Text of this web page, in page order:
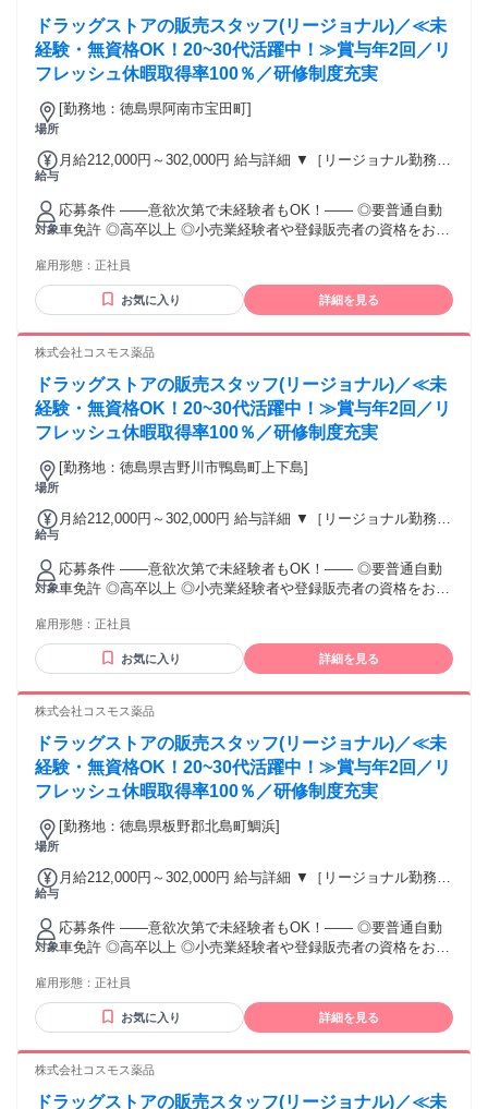
残業時間22ｈ） ※赴任住宅手当3万円込み（家賃6万円の物件
入居の場合） 勤務形態やエリアによって異なります。 詳細に
ついては【勤務地範囲と給与について】をご確認ください。
ドラッグストアの販売スタッフ(リージョナル)／≪未
経験・無資格OK！20~30代活躍中！≫賞与年2回／リ
フレッシュ休暇取得率100％／研修制度充実
場所
[勤務地：徳島県阿南市宝田町]
給与
月給212,000円～302,000円 給与詳細 ▼［リージョナル勤務］
（残業時間 月2h程度） 247,000円～277,000円 【スキルアッ
プコース】早期キャリアアップを目指したい方向け 271,000円
～317,600円 （15ｈ分時間外手当含む。実際の残業時間11
ｈ） ※赴任住宅手当3万円込み（家賃6万円の物件入居の場
344,300円 （29ｈ分時間外手当含む。実際の残業時間16.5ｈ）
※赴任住宅手当3万円込み（家賃6万円の物件入居の場合）
【経験者B】小売業で店長・マネジメント職経験者(登録販売
者)) 309,300円～376,200円 （39ｈ分時間外手当含む。実際の
残業時間22ｈ） ※赴任住宅手当3万円込み（家賃6万円の物件
入居の場合） 勤務形態やエリアによって異なります。 詳細に
ついては【勤務地範囲と給与について】をご確認ください。
対象
応募条件 ――意欲次第で未経験者もOK！―― ◎要普通自動
車免許 ◎高卒以上 ◎小売業経験者や登録販売者の資格をお持
後、資格取得を目指すことも可能。研修や講習会もあり。 ※
同業界からの転職者が増えてきており、入社後活躍に繋がっ
ています。もちろん異業界からの応募や、第二新卒者も含め
雇用形態： 正社員
お気に入り 詳細を見る
株式会社コスモス薬品
ドラッグストアの販売スタッフ(リージョナル)／≪未
経験・無資格OK！20~30代活躍中！≫賞与年2回／リ
フレッシュ休暇取得率100％／研修制度充実
場所
[勤務地：徳島県吉野川市鴨島町上下島]
給与
月給212,000円～302,000円 給与詳細 ▼［リージョナル勤務］
（残業時間 月2h程度） 247,000円～277,000円 【スキルアッ
プコース】早期キャリアアップを目指したい方向け 271,000円
～317,600円 （15ｈ分時間外手当含む。実際の残業時間11
ｈ） ※赴任住宅手当3万円込み（家賃6万円の物件入居の場
344,300円 （29ｈ分時間外手当含む。実際の残業時間16.5ｈ）
※赴任住宅手当3万円込み（家賃6万円の物件入居の場合）
【経験者B】小売業で店長・マネジメント職経験者(登録販売
者)) 309,300円～376,200円 （39ｈ分時間外手当含む。実際の
残業時間22ｈ） ※赴任住宅手当3万円込み（家賃6万円の物件
入居の場合） 勤務形態やエリアによって異なります。 詳細に
ついては【勤務地範囲と給与について】をご確認ください。
対象
応募条件 ――意欲次第で未経験者もOK！―― ◎要普通自動
車免許 ◎高卒以上 ◎小売業経験者や登録販売者の資格をお持
後、資格取得を目指すことも可能。研修や講習会もあり。 ※
同業界からの転職者が増えてきており、入社後活躍に繋がっ
ています。もちろん異業界からの応募や、第二新卒者も含め
雇用形態： 正社員
お気に入り 詳細を見る
株式会社コスモス薬品
ドラッグストアの販売スタッフ(リージョナル)／≪未
経験・無資格OK！20~30代活躍中！≫賞与年2回／リ
フレッシュ休暇取得率100％／研修制度充実
場所
[勤務地：徳島県板野郡北島町鯛浜]
給与
月給212,000円～302,000円 給与詳細 ▼［リージョナル勤務］
（残業時間 月2h程度） 247,000円～277,000円 【スキルアッ
プコース】早期キャリアアップを目指したい方向け 271,000円
～317,600円 （15ｈ分時間外手当含む。実際の残業時間11
ｈ） ※赴任住宅手当3万円込み（家賃6万円の物件入居の場
344,300円 （29ｈ分時間外手当含む。実際の残業時間16.5ｈ）
※赴任住宅手当3万円込み（家賃6万円の物件入居の場合）
【経験者B】小売業で店長・マネジメント職経験者(登録販売
者)) 309,300円～376,200円 （39ｈ分時間外手当含む。実際の
残業時間22ｈ） ※赴任住宅手当3万円込み（家賃6万円の物件
対象
応募条件 ――意欲次第で未経験者もOK！―― ◎要普通自動
車免許 ◎高卒以上 ◎小売業経験者や登録販売者の資格をお持
後、資格取得を目指すことも可能。研修や講習会もあり。 ※
同業界からの転職者が増えてきており、入社後活躍に繋がっ
ています。もちろん異業界からの応募や、第二新卒者も含め
雇用形態： 正社員
お気に入り 詳細を見る
株式会社コスモス薬品
ドラッグストアの販売スタッフ(リージョナル)／≪未